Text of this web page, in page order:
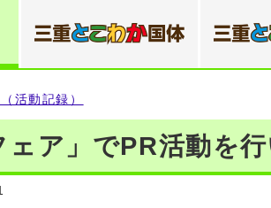
活動記録）
ェア」でPR活動を